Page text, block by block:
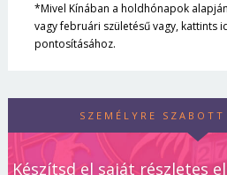
*Mivel Kínában a holdhónapok
vagy februári születésű vagy, kattints
pontosításához.
SZEMÉLYRE
Készítsd el saját részletes